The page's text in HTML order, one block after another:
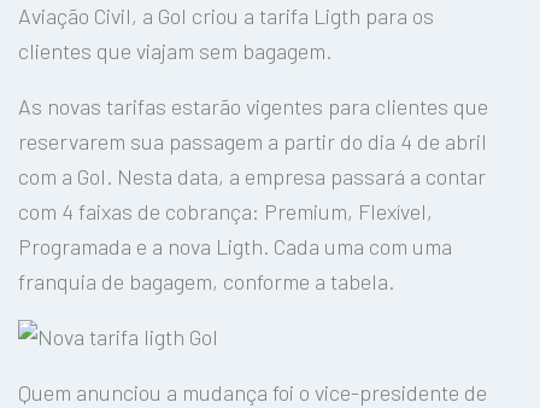
Aviação Civil, a Gol criou a tarifa Ligth para os
clientes que viajam sem bagagem.
As novas tarifas estarão vigentes para clientes que
reservarem sua passagem a partir do dia 4 de abril
com a Gol. Nesta data, a empresa passará a contar
com 4 faixas de cobrança: Premium, Flexível,
Programada e a nova Ligth. Cada uma com uma
franquia de bagagem, conforme a tabela.
Quem anunciou a mudança foi o vice-presidente de